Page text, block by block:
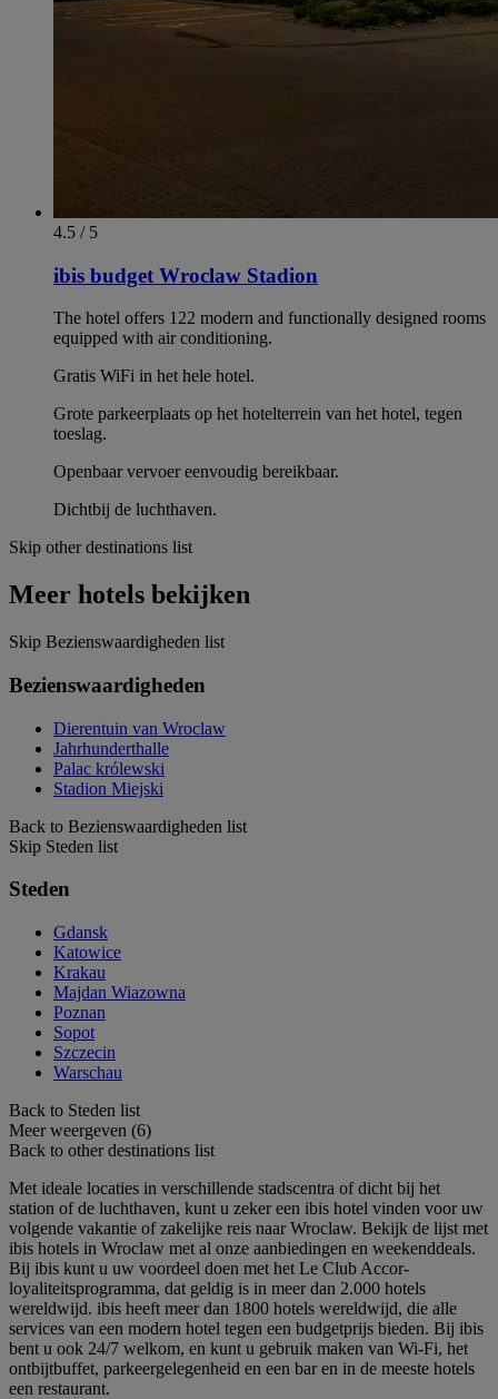
4.5 / 5
ibis budget Wroclaw Stadion
The hotel offers 122 modern and functionally designed rooms
equipped with air conditioning.
Gratis WiFi in het hele hotel.
Grote parkeerplaats op het hotelterrein van het hotel, tegen
toeslag.
Openbaar vervoer eenvoudig bereikbaar.
Dichtbij de luchthaven.
Skip other destinations list
Meer hotels bekijken
Skip Bezienswaardigheden list
Bezienswaardigheden
Dierentuin van Wroclaw
Jahrhunderthalle
Palac królewski
Stadion Miejski
Back to Bezienswaardigheden list
Skip Steden list
Steden
Gdansk
Katowice
Krakau
Majdan Wiazowna
Poznan
Sopot
Szczecin
Warschau
Back to Steden list
Meer weergeven (6)
Back to other destinations list
Met ideale locaties in verschillende stadscentra of dicht bij het
station of de luchthaven, kunt u zeker een ibis hotel vinden voor uw
volgende vakantie of zakelijke reis naar Wroclaw. Bekijk de lijst met
ibis hotels in Wroclaw met al onze aanbiedingen en weekenddeals.
Bij ibis kunt u uw voordeel doen met het Le Club Accor-
loyaliteitsprogramma, dat geldig is in meer dan 2.000 hotels
wereldwijd. ibis heeft meer dan 1800 hotels wereldwijd, die alle
services van een modern hotel tegen een budgetprijs bieden. Bij ibis
bent u ook 24/7 welkom, en kunt u gebruik maken van Wi-Fi, het
ontbijtbuffet, parkeergelegenheid en een bar en in de meeste hotels
een restaurant.